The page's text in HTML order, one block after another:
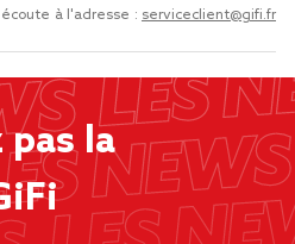
à l'adresse : serviceclient@gifi.fr
pas la